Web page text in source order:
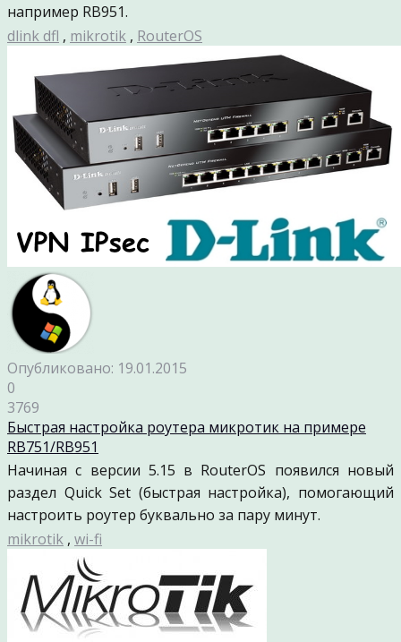
например RB951.
dlink dfl , mikrotik , RouterOS
Опубликовано: 19.01.2015
0
3769
Быстрая настройка роутера микротик на примере
RB751/RB951
Начиная с версии 5.15 в RouterOS появился новый
раздел Quick Set (быстрая настройка), помогающий
настроить роутер буквально за пару минут.
mikrotik , wi-fi